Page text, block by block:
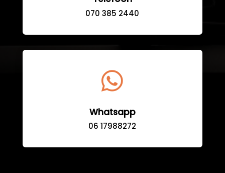
070 385 2440

Whatsapp
06 17988272